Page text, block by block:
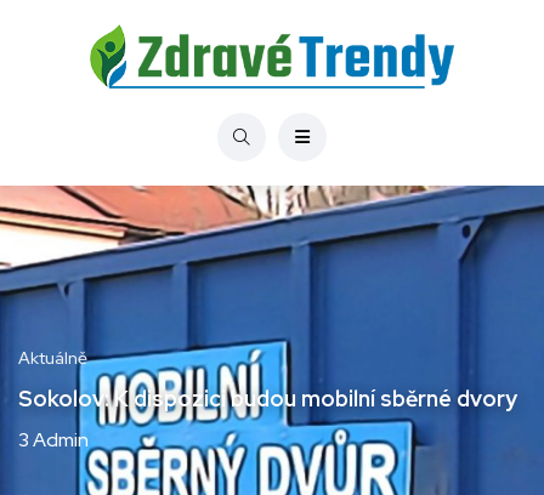
Aktuálně
Sokolov: K dispozici budou mobilní sběrné dvory
3 Admin